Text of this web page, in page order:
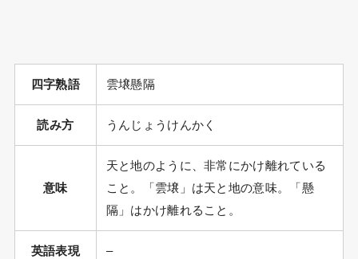
四字熟語 雲壌懸隔
読み方 うんじょうけんかく
意味
天と地のように、非常にかけ離れている
こと。「雲壌」は天と地の意味。「懸
隔」はかけ離れること。
英語表現 –